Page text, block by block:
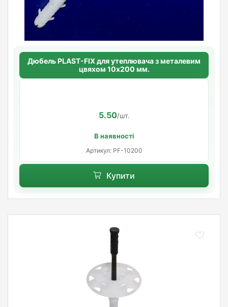
Дюбель PLAST-FIX для утеплювача з металевим
цвяхом 10х200 мм.
5.50/шт.
В наявності
Артикул: PF-10200
Купити